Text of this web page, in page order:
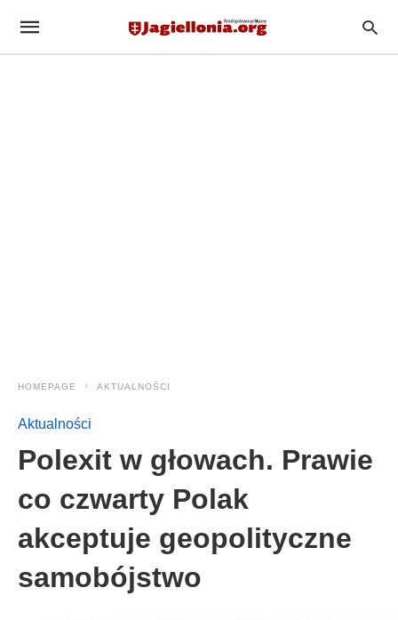
HOMEPAGE AKTUALNOŚCI
Aktualności
Polexit w głowach. Prawie
co czwarty Polak
akceptuje geopolityczne
samobójstwo